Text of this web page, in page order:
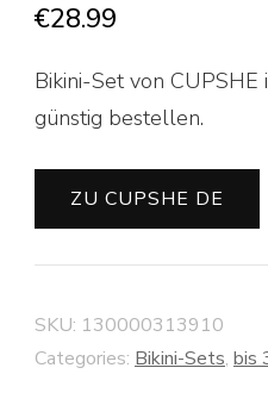
€28.99
Bikini-Set von
günstig bestellen.
ZU CUPSHE DE
SKU: 130000313910
Categories: Bikini-Sets, bis